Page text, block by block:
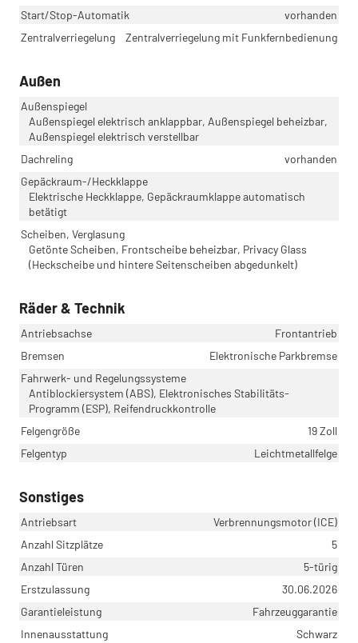
Start/Stop-Automatik
vorhanden
Zentralverriegelung
Zentralverriegelung mit Funkfernbedienung
Außen
Außenspiegel
Außenspiegel elektrisch anklappbar, Außenspiegel beheizbar,
Außenspiegel elektrisch verstellbar
Dachreling
vorhanden
Gepäckraum-/Heckklappe
Elektrische Heckklappe, Gepäckraumklappe automatisch
betätigt
Scheiben, Verglasung
Getönte Scheiben, Frontscheibe beheizbar, Privacy Glass
(Heckscheibe und hintere Seitenscheiben abgedunkelt)
Räder & Technik
Antriebsachse
Frontantrieb
Bremsen
Elektronische Parkbremse
Fahrwerk- und Regelungssysteme
Antiblockiersystem (ABS), Elektronisches Stabilitäts-
Programm (ESP), Reifendruckkontrolle
Felgengröße
19 Zoll
Felgentyp
Leichtmetallfelge
Sonstiges
Antriebsart
Verbrennungsmotor (ICE)
Anzahl Sitzplätze
5
Anzahl Türen
5-türig
Erstzulassung
30.06.2026
Garantieleistung
Fahrzeuggarantie
Innenausstattung
Schwarz